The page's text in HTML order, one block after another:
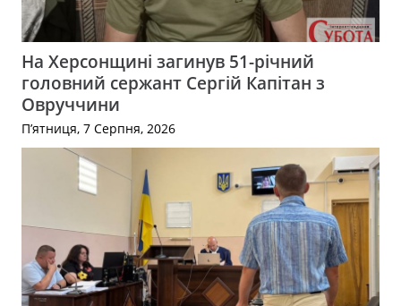
На Херсонщині загинув 51-річний
головний сержант Сергій Капітан з
Овруччини
П’ятниця, 7 Серпня, 2026